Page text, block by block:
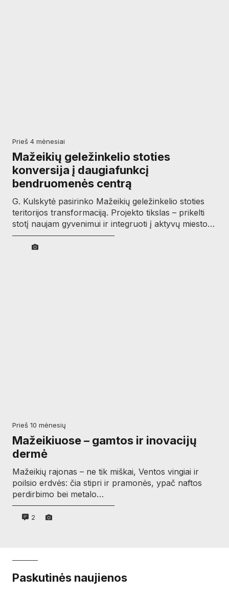
prieš 4 mėnesiai
Mažeikių geležinkelio stoties
konversija į daugiafunkcį
bendruomenės centrą
G. Kulskytė pasirinko Mažeikių geležinkelio stoties
teritorijos transformaciją. Projekto tikslas – prikelti
stotį naujam gyvenimui ir integruoti į aktyvų miesto…
prieš 10 mėnesių
Mažeikiuose – gamtos ir inovacijų
dermė
Mažeikių rajonas – ne tik miškai, Ventos vingiai ir
poilsio erdvės: čia stipri ir pramonės, ypač naftos
perdirbimo bei metalo…
2
Paskutinės naujienos